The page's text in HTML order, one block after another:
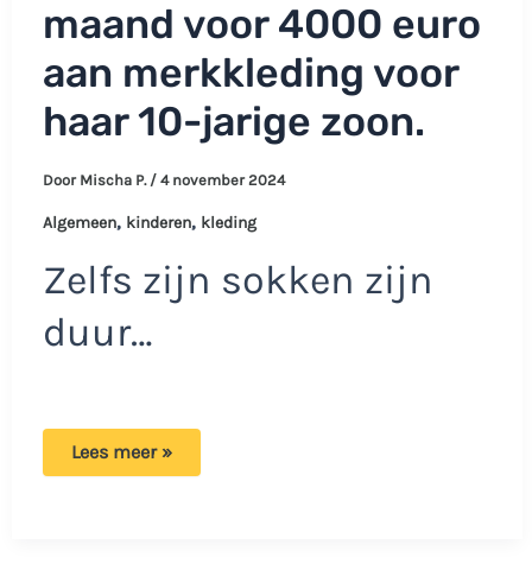
maand voor 4000 euro
aan merkkleding voor
haar 10-jarige zoon.
Door Mischa P. / 4 november 2024
Algemeen, kinderen, kleding
Zelfs zijn sokken zijn
duur…
Moeder
Lees meer »